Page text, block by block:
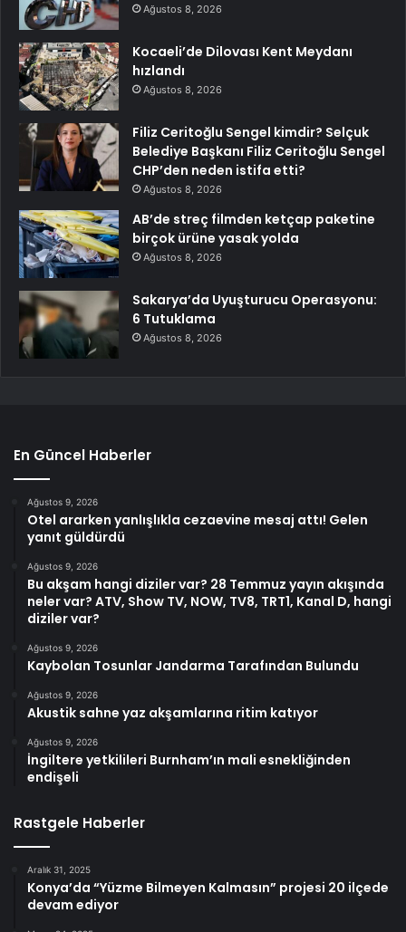
Ağustos 8, 2026
Kocaeli’de Dilovası Kent Meydanı
hızlandı
Ağustos 8, 2026
Filiz Ceritoğlu Sengel kimdir? Selçuk
Belediye Başkanı Filiz Ceritoğlu Sengel
CHP’den neden istifa etti?
Ağustos 8, 2026
AB’de streç filmden ketçap paketine
birçok ürüne yasak yolda
Ağustos 8, 2026
Sakarya’da Uyuşturucu Operasyonu:
6 Tutuklama
Ağustos 8, 2026
En Güncel Haberler
Ağustos 9, 2026
Otel ararken yanlışlıkla cezaevine mesaj attı! Gelen
yanıt güldürdü
Ağustos 9, 2026
Bu akşam hangi diziler var? 28 Temmuz yayın akışında
neler var? ATV, Show TV, NOW, TV8, TRT1, Kanal D, hangi
diziler var?
Ağustos 9, 2026
Kaybolan Tosunlar Jandarma Tarafından Bulundu
Ağustos 9, 2026
Akustik sahne yaz akşamlarına ritim katıyor
Ağustos 9, 2026
İngiltere yetkilileri Burnham’ın mali esnekliğinden
endişeli
Rastgele Haberler
Aralık 31, 2025
Konya’da “Yüzme Bilmeyen Kalmasın” projesi 20 ilçede
devam ediyor